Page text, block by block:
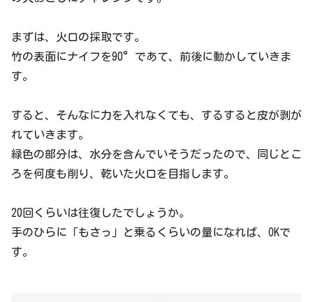
まずは、火口の採取です。
竹の表面にナイフを90°であて、前後に動かしていきま
す。
すると、そんなに力を入れなくても、するすると皮が剥が
れていきます。
緑色の部分は、水分を含んでいそうだったので、同じとこ
ろを何度も削り、乾いた火口を目指します。
20回くらいは往復したでしょうか。
手のひらに「もさっ」と乗るくらいの量になれば、OKで
す。